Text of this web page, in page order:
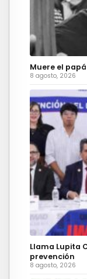
Muere el
8 agosto, 2026
Llama Lupita
prevención
8 agosto, 2026